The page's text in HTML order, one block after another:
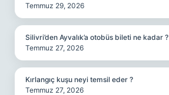
Temmuz 29, 2026
Silivri’den Ayvalık’a otobüs bileti ne kadar ?
Temmuz 27, 2026
Kırlangıç kuşu neyi temsil eder ?
Temmuz 27, 2026